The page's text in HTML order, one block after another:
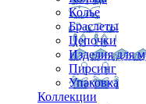
Колье
Браслеты
Цепочки
Изделия для
Пирсинг
Упаковка
Коллекции